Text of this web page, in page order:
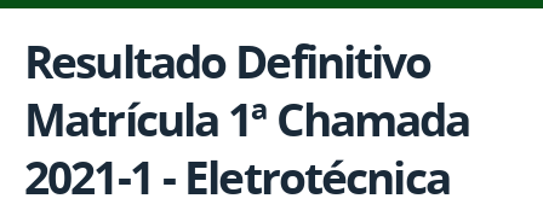
Resultado Definitivo
Matrícula 1ª Chamada
2021-1 - Eletrotécnica